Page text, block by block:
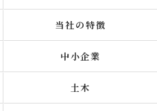
当社の特徴
中小企業
土木